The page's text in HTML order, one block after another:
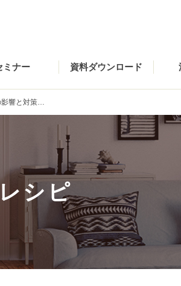
ミナー 資料ダウンロード
影響と対策…
シピ